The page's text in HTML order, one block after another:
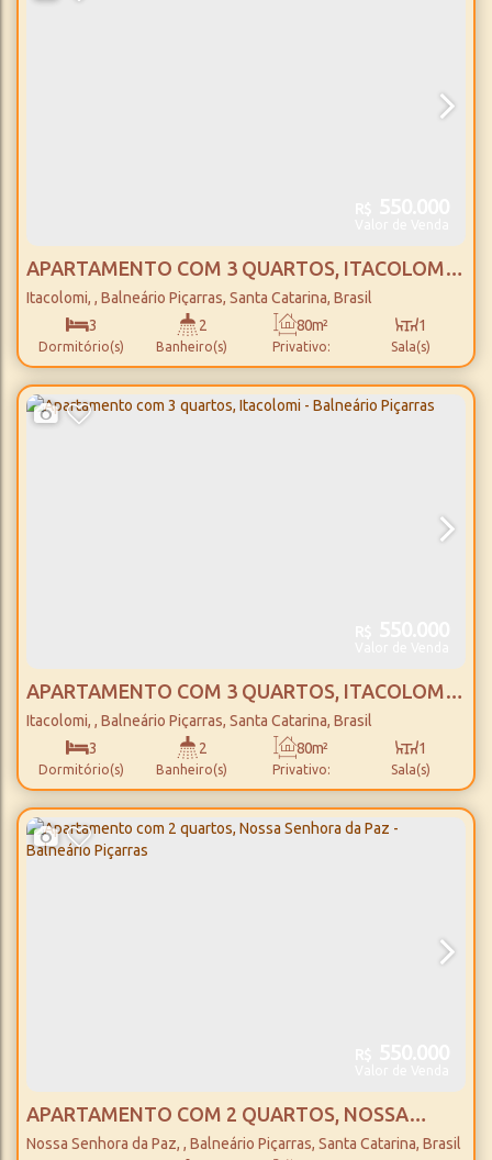
APARTAMENTO COM 3 QUARTOS, ITACOLOMI -
BALNEÁRIO PIÇARRAS
Itacolomi , Balneário Piçarras, Santa Catarina, Brasil
3
Dormitório(s)
2
Banheiro(s) Privativo:
80m² 1
Sala(s)
1
Suíte(s)
1
Vaga(s)
850m
Distância do Mar
APARTAMENTO COM 3 QUARTOS, ITACOLOMI -
BALNEÁRIO PIÇARRAS
Itacolomi , Balneário Piçarras, Santa Catarina, Brasil
3
Dormitório(s)
2
Banheiro(s) Privativo:
80m² 1
Sala(s)
1
Suíte(s)
1
Vaga(s)
850m
Distância do Mar
APARTAMENTO COM 2 QUARTOS, NOSSA
SENHORA DA PAZ - BALNEÁRIO PIÇARRAS
Nossa Senhora da Paz , Balneário Piçarras, Santa Catarina, Brasil